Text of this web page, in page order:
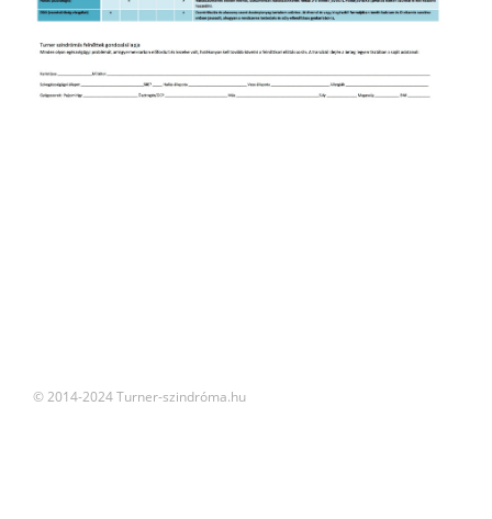
© 2014-2024 Turner-szindróma.hu